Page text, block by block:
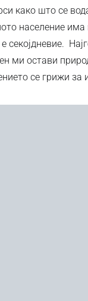
како што се
население
е секојдневие.
ми остави
се грижи за